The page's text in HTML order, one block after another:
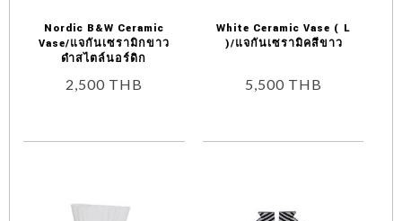
Nordic B&W Ceramic
Vase/แจกันเซรามิกขาว
ดำสไตล์นอร์ดิก
2,500 THB
White Ceramic Vase ( L
)/แจกันเซรามิคสีขาว
5,500 THB